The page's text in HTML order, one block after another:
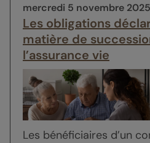
mercredi 5 novembre 2025
Les obligations
matière de
l’assurance vie
Les bénéficiaires d’un